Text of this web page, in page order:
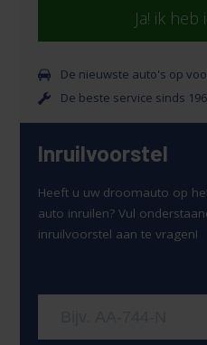
Ja! ik
De nieuwste auto's op
De beste service sinds
Inruilvoorstel
Heeft u uw droomauto op
auto inruilen? Vul
inruilvoorstel aan te vragen!